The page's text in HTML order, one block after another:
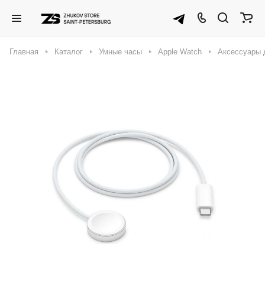
Главная Каталог Умные часы Apple Watch Аксессуары